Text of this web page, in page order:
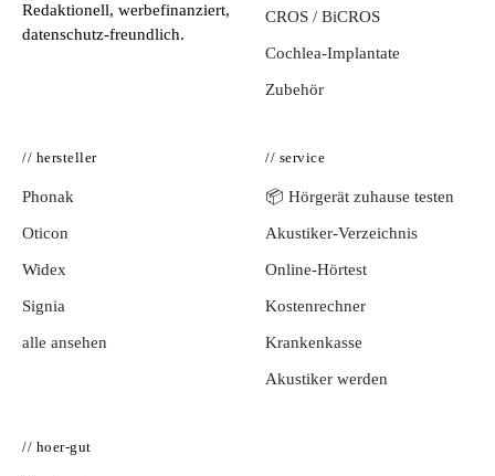
Redaktionell, werbefinanziert,
datenschutz-freundlich.
CROS / BiCROS
Cochlea-Implantate
Zubehör
// hersteller
Phonak
Oticon
Widex
Signia
alle ansehen
// service
📦 Hörgerät zuhause testen
Akustiker-Verzeichnis
Online-Hörtest
Kostenrechner
Krankenkasse
Akustiker werden
// hoer-gut